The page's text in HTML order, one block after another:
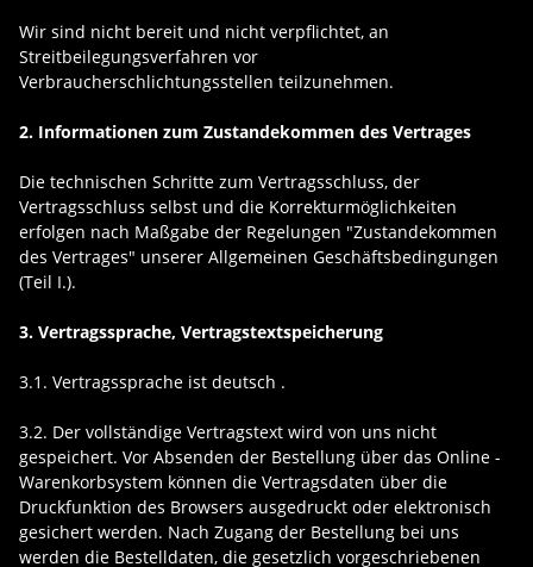
Wir sind nicht bereit und nicht verpflichtet, an
Streitbeilegungsverfahren vor
Verbraucherschlichtungsstellen teilzunehmen.
2. Informationen zum Zustandekommen des Vertrages
Die technischen Schritte zum Vertragsschluss, der
Vertragsschluss selbst und die Korrekturmöglichkeiten
erfolgen nach Maßgabe der Regelungen "Zustandekommen
des Vertrages" unserer Allgemeinen Geschäftsbedingungen
(Teil I.).
3. Vertragssprache, Vertragstextspeicherung
3.1. Vertragssprache ist deutsch .
3.2. Der vollständige Vertragstext wird von uns nicht
gespeichert. Vor Absenden der Bestellung über das Online -
Warenkorbsystem können die Vertragsdaten über die
Druckfunktion des Browsers ausgedruckt oder elektronisch
gesichert werden. Nach Zugang der Bestellung bei uns
werden die Bestelldaten, die gesetzlich vorgeschriebenen